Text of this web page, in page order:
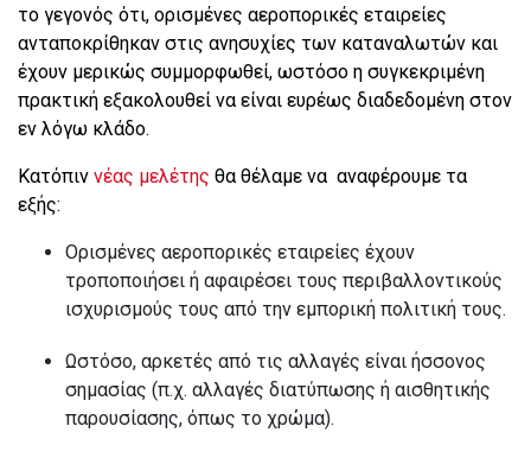
το γεγονός ότι, ορισμένες αεροπορικές εταιρείες
ανταποκρίθηκαν στις ανησυχίες των καταναλωτών και
έχουν μερικώς συμμορφωθεί, ωστόσο η συγκεκριμένη
πρακτική εξακολουθεί να είναι ευρέως διαδεδομένη στον
εν λόγω κλάδο.
Κατόπιν νέας μελέτης θα θέλαμε να αναφέρουμε τα
εξής:
Ορισμένες αεροπορικές εταιρείες έχουν
τροποποιήσει ή αφαιρέσει τους περιβαλλοντικούς
ισχυρισμούς τους από την εμπορική πολιτική τους.
Ωστόσο, αρκετές από τις αλλαγές είναι ήσσονος
σημασίας (π.χ. αλλαγές διατύπωσης ή αισθητικής
παρουσίασης, όπως το χρώμα).